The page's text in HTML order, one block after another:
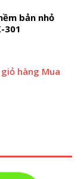
bản nhỏ
301
hàng Mua